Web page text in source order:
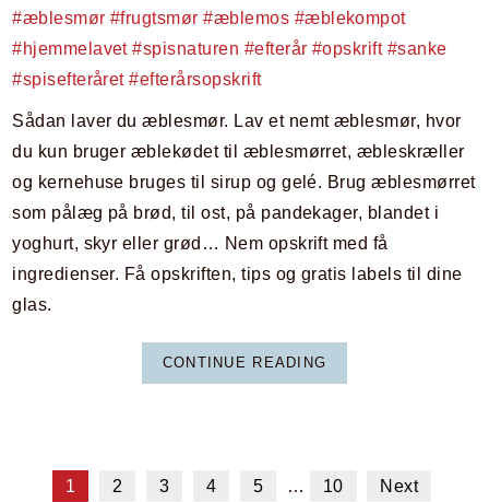
Sådan laver du æblesmør. Lav et nemt æblesmør, hvor
du kun bruger æblekødet til æblesmørret, æbleskræller
og kernehuse bruges til sirup og gelé. Brug æblesmørret
som pålæg på brød, til ost, på pandekager, blandet i
yoghurt, skyr eller grød… Nem opskrift med få
ingredienser. Få opskriften, tips og gratis labels til dine
glas.
CONTINUE READING
1 2 3 4 5 … 10 Next